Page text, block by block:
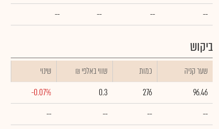
--
--
--
--
ביקוש
שער קניה כמות ₪ שווי באלפי
שינוי
96.46
276
0.3
-0.07%
--
--
--
--